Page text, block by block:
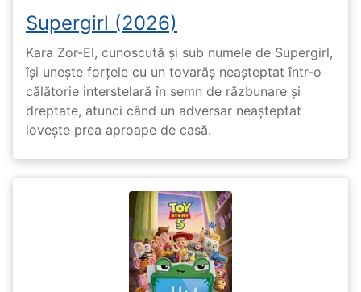
Supergirl (2026)
Kara Zor-El, cunoscută și sub numele de Supergirl,
își unește forțele cu un tovarăș neașteptat într-o
călătorie interstelară în semn de răzbunare și
dreptate, atunci când un adversar neașteptat
lovește prea aproape de casă.